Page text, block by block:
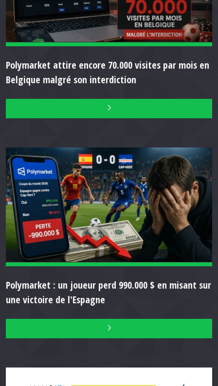
Polymarket attire encore 70.000 visites par mois en
Belgique malgré son interdiction
Polymarket : un joueur perd 990.000 $ en misant sur
une victoire de l'Espagne